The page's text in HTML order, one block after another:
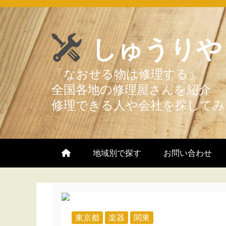
Skip
to
content
しゅうり
地域別で探す お問い合わせ
東京都 楽器 関東